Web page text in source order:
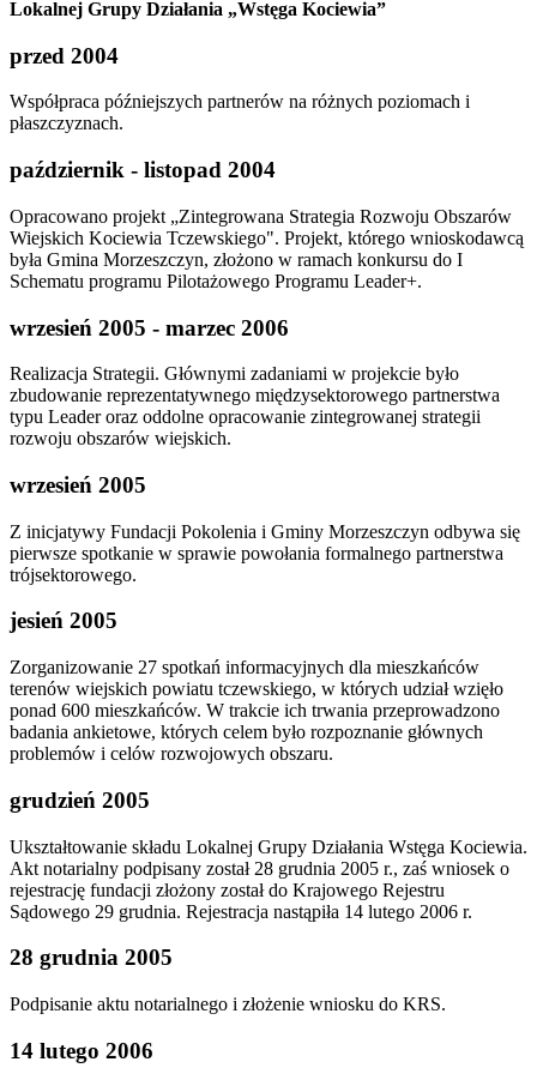
Lokalnej Grupy Działania „Wstęga Kociewia”
przed 2004
Współpraca późniejszych partnerów na różnych poziomach i
płaszczyznach.
październik - listopad 2004
Opracowano projekt „Zintegrowana Strategia Rozwoju Obszarów
Wiejskich Kociewia Tczewskiego". Projekt, którego wnioskodawcą
była Gmina Morzeszczyn, złożono w ramach konkursu do I
Schematu programu Pilotażowego Programu Leader+.
wrzesień 2005 - marzec 2006
Realizacja Strategii. Głównymi zadaniami w projekcie było
zbudowanie reprezentatywnego międzysektorowego partnerstwa
typu Leader oraz oddolne opracowanie zintegrowanej strategii
rozwoju obszarów wiejskich.
wrzesień 2005
Z inicjatywy Fundacji Pokolenia i Gminy Morzeszczyn odbywa się
pierwsze spotkanie w sprawie powołania formalnego partnerstwa
trójsektorowego.
jesień 2005
Zorganizowanie 27 spotkań informacyjnych dla mieszkańców
terenów wiejskich powiatu tczewskiego, w których udział wzięło
ponad 600 mieszkańców. W trakcie ich trwania przeprowadzono
badania ankietowe, których celem było rozpoznanie głównych
problemów i celów rozwojowych obszaru.
grudzień 2005
Ukształtowanie składu Lokalnej Grupy Działania Wstęga Kociewia.
Akt notarialny podpisany został 28 grudnia 2005 r., zaś wniosek o
rejestrację fundacji złożony został do Krajowego Rejestru
Sądowego 29 grudnia. Rejestracja nastąpiła 14 lutego 2006 r.
28 grudnia 2005
Podpisanie aktu notarialnego i złożenie wniosku do KRS.
14 lutego 2006